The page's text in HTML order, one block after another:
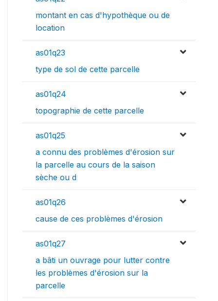
montant en cas d'hypothèque ou de
location
as01q23
type de sol de cette parcelle
as01q24
topographie de cette parcelle
as01q25
a connu des problèmes d'érosion sur
la parcelle au cours de la saison
sèche ou d
as01q26
cause de ces problèmes d'érosion
as01q27
a bâti un ouvrage pour lutter contre
les problèmes d'érosion sur la
parcelle